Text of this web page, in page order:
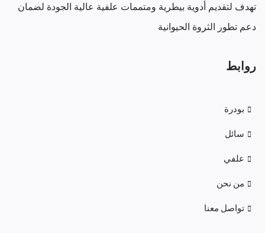
تهدف لتقديم أدوية بيطرية ومتممات علفية عالية الجودة لضمان
دعم تطور الثروة الحيوانية
روابط
بودرة
سائل
علفي
من نحن
تواصل معنا